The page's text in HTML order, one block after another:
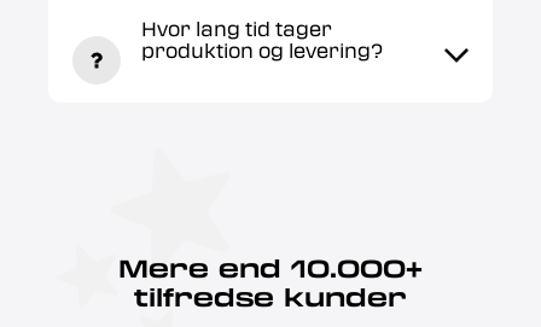
Hvor lang tid tager
produktion og levering?
Mere end 10.000+
tilfredse kunder